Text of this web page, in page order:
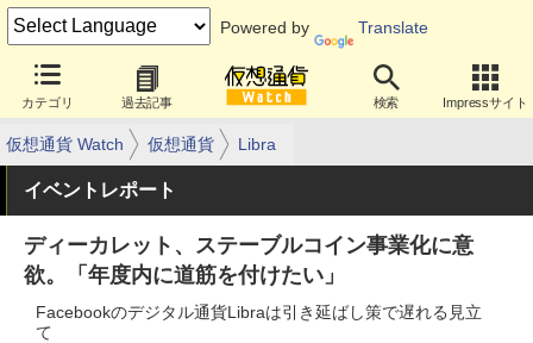
Powered by Translate
カテゴリ 過去記事 検索 Impressサイト
仮想通貨 Watch 仮想通貨 Libra
イベントレポート
ディーカレット、ステーブルコイン事業化に意
欲。「年度内に道筋を付けたい」
Facebookのデジタル通貨Libraは引き延ばし策で遅れる見立
て